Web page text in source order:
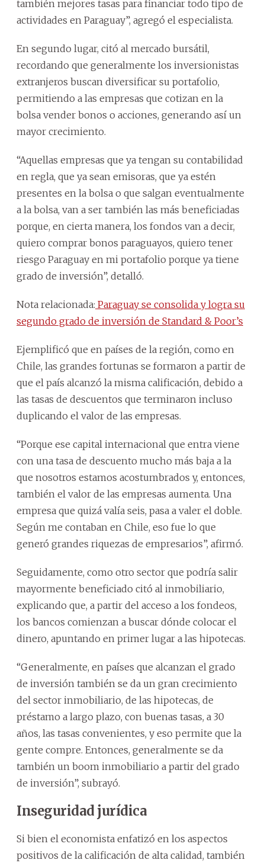
también mejores tasas para financiar todo tipo de
actividades en Paraguay”, agregó el especialista.
En segundo lugar, citó al mercado bursátil,
recordando que generalmente los inversionistas
extranjeros buscan diversificar su portafolio,
permitiendo a las empresas que cotizan en la
bolsa vender bonos o acciones, generando así un
mayor crecimiento.
“Aquellas empresas que ya tengan su contabilidad
en regla, que ya sean emisoras, que ya estén
presentes en la bolsa o que salgan eventualmente
a la bolsa, van a ser también las más beneficiadas
porque, en cierta manera, los fondos van a decir,
quiero comprar bonos paraguayos, quiero tener
riesgo Paraguay en mi portafolio porque ya tiene
grado de inversión”, detalló.
Nota relacionada: Paraguay se consolida y logra su
segundo grado de inversión de Standard & Poor’s
Ejemplificó que en países de la región, como en
Chile, las grandes fortunas se formaron a partir de
que el país alcanzó la misma calificación, debido a
las tasas de descuentos que terminaron incluso
duplicando el valor de las empresas.
“Porque ese capital internacional que entra viene
con una tasa de descuento mucho más baja a la
que nosotros estamos acostumbrados y, entonces,
también el valor de las empresas aumenta. Una
empresa que quizá valía seis, pasa a valer el doble.
Según me contaban en Chile, eso fue lo que
generó grandes riquezas de empresarios”, afirmó.
Seguidamente, como otro sector que podría salir
mayormente beneficiado citó al inmobiliario,
explicando que, a partir del acceso a los fondeos,
los bancos comienzan a buscar dónde colocar el
dinero, apuntando en primer lugar a las hipotecas.
“Generalmente, en países que alcanzan el grado
de inversión también se da un gran crecimiento
del sector inmobiliario, de las hipotecas, de
préstamo a largo plazo, con buenas tasas, a 30
años, las tasas convenientes, y eso permite que la
gente compre. Entonces, generalmente se da
también un boom inmobiliario a partir del grado
de inversión”, subrayó.
Inseguridad jurídica
Si bien el economista enfatizó en los aspectos
positivos de la calificación de alta calidad, también